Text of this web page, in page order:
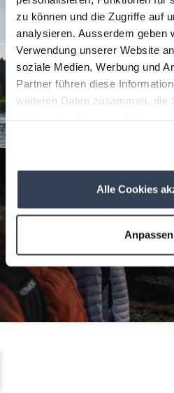
zu können und die Zugriffe auf
analysieren. Ausserdem geben
Verwendung unserer Website
soziale Medien, Werbung und
Partner führen diese
weiteren Daten zusammen, die
Alle Cookies
Anpassen